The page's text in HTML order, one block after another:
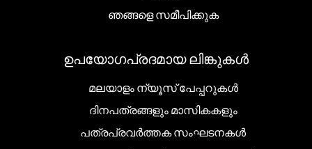
ഞങ്ങളെ സമീപിക്കുക
ഉപയോഗപ്രദമായ ലിങ്കുകൾ
മലയാളം ന്യൂസ് പേപ്പറുകൾ
ദിനപത്രങ്ങളും മാസികകളും
പത്രപ്രവർത്തക സംഘടനകൾ